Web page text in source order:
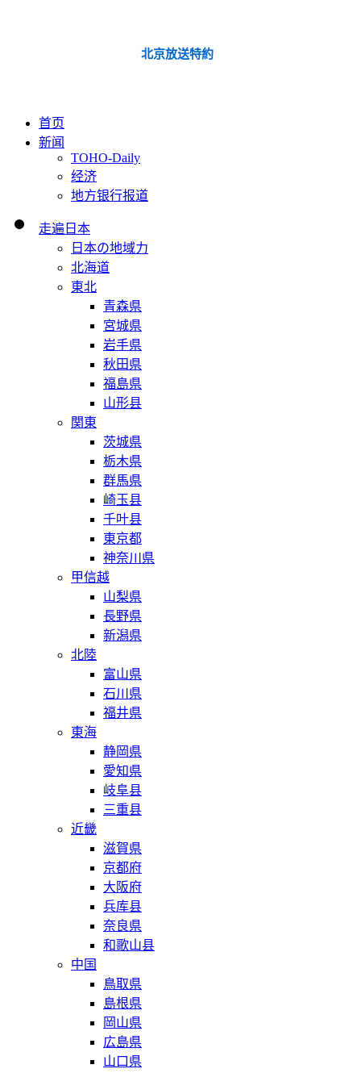
北京放送特約
首页
新闻
TOHO-Daily
经济
地方银行报道
走遍日本
日本の地域力
北海道
東北
青森県
宮城県
岩手県
秋田県
福島県
山形县
関東
茨城県
栃木県
群馬県
崎玉县
千叶县
東京都
神奈川県
甲信越
山梨県
長野県
新潟県
北陸
富山県
石川県
福井県
東海
静岡県
愛知県
岐阜县
三重县
近畿
滋賀県
京都府
大阪府
兵库县
奈良県
和歌山县
中国
鳥取県
島根県
岡山県
広島県
山口県